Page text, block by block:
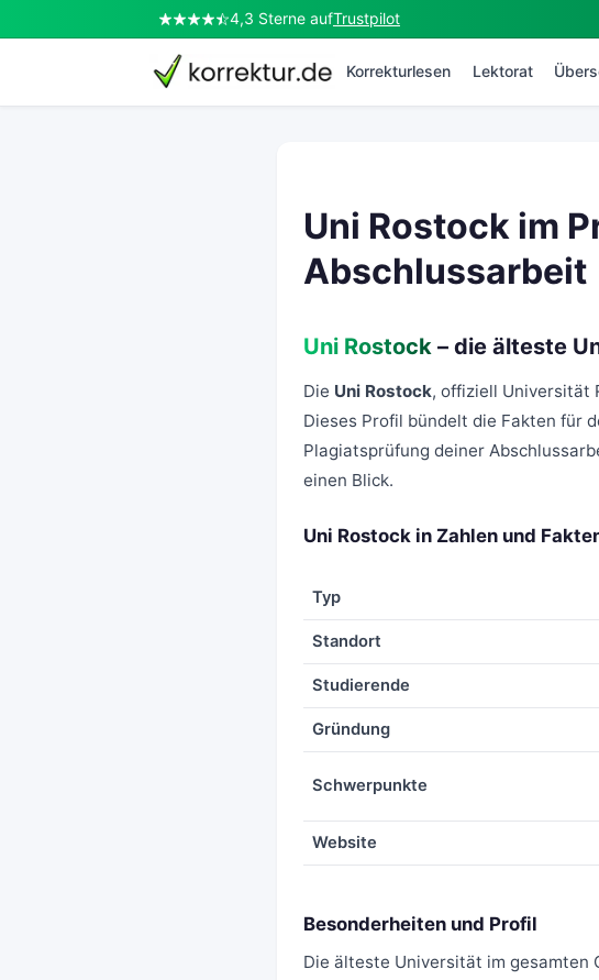
4,3 Sterne aufTrustpilot
Korrekturlesen Lektorat
Uni Rostock im
Abschlussarbeit
Uni Rostock – die älteste
Die Uni Rostock, offiziell Universität
Dieses Profil bündelt die Fakten für
Plagiatsprüfung deiner
einen Blick.
Uni Rostock in Zahlen und
Typ
Standort
Studierende
Gründung
Schwerpunkte
Website
Besonderheiten und Profil
Die älteste Universität im gesamten